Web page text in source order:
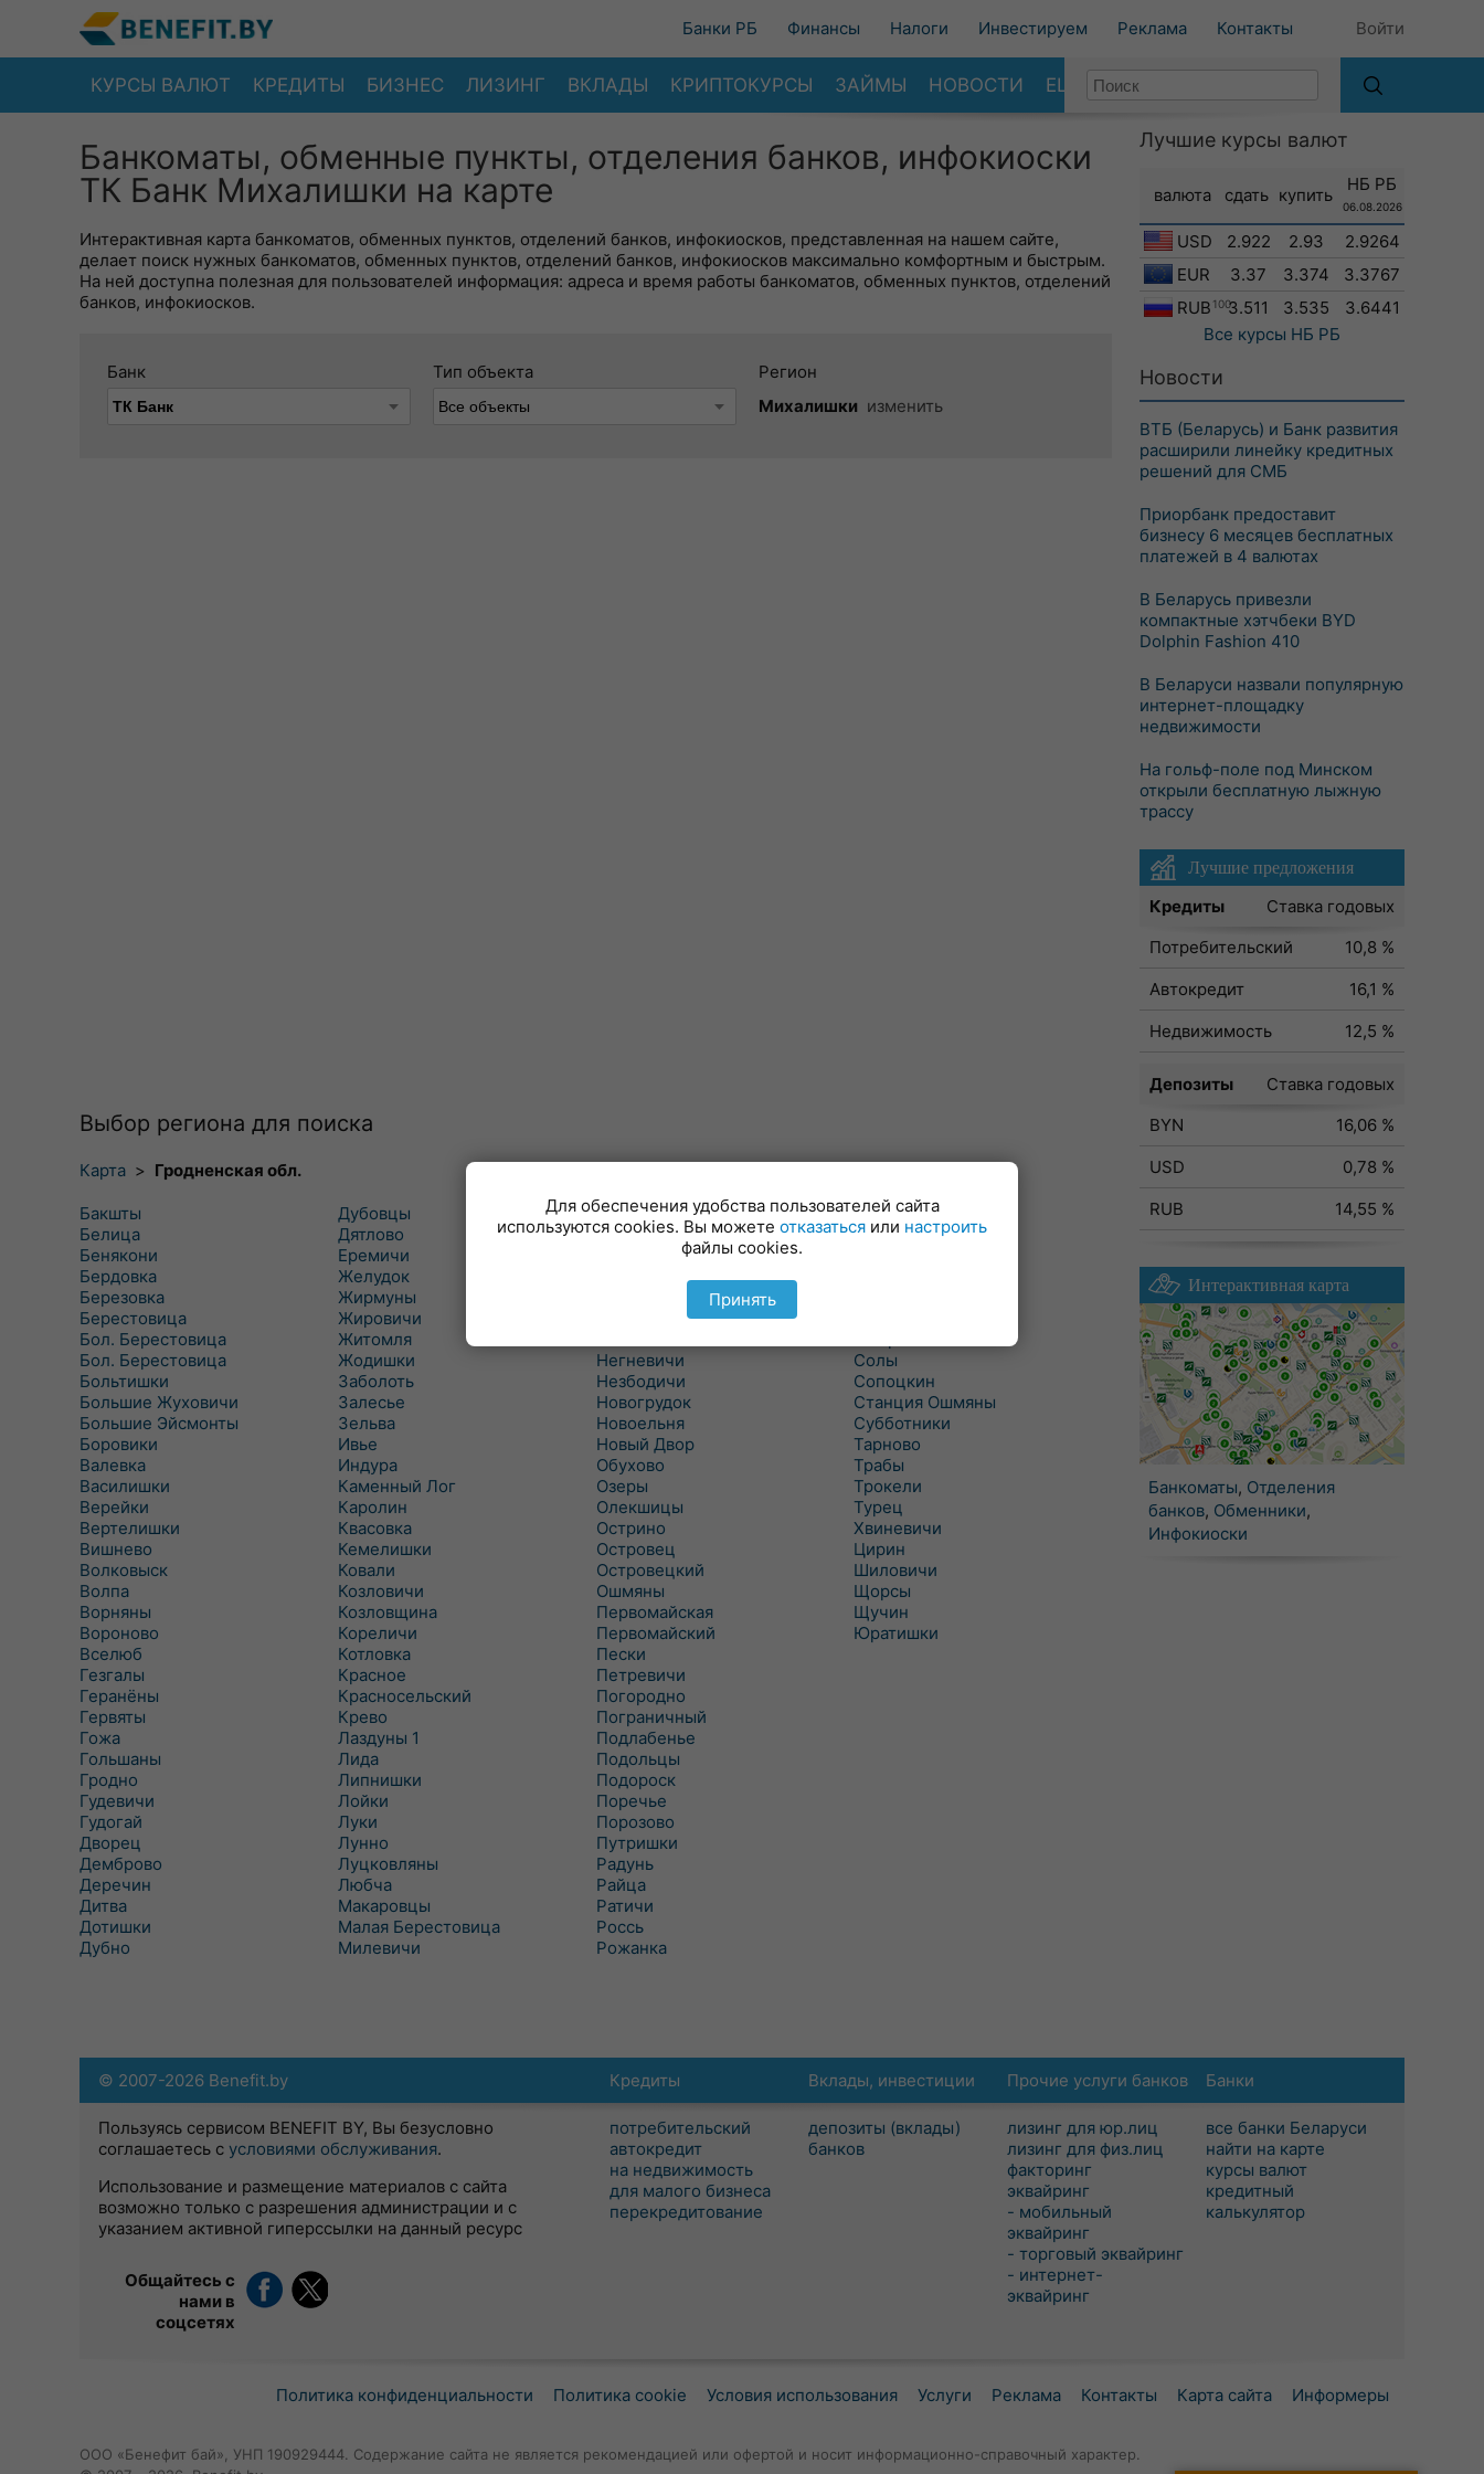
Банки РБ Финансы Налоги Инвестируем Реклама Контакты Войти
КУРСЫ ВАЛЮТ КРЕДИТЫ БИЗНЕС ЛИЗИНГ ВКЛАДЫ КРИПТОКУРСЫ ЗАЙМЫ НОВОСТИ ЕЩЕ
Банкоматы, обменные пункты, отделения банков, инфокиоски
ТК Банк Михалишки на карте
Интерактивная карта банкоматов, обменных пунктов, отделений банков, инфокиосков, представленная на нашем сайте,
делает поиск нужных банкоматов, обменных пунктов, отделений банков, инфокиосков максимально комфортным и быстрым.
На ней доступна полезная для пользователей информация: адреса и время работы банкоматов, обменных пунктов, отделений
банков, инфокиосков.
Банк Тип объекта
Регион
Михалишки изменить
Выбор региона для поиска
Карта > Гродненская обл.
Бакшты
Белица
Бенякони
Бердовка
Березовка
Берестовица
Бол. Берестовица
Бол. Берестовица
Больтишки
Большие Жуховичи
Большие Эйсмонты
Боровики
Валевка
Василишки
Верейки
Вертелишки
Вишнево
Волковыск
Волпа
Ворняны
Вороново
Вселюб
Гезгалы
Геранёны
Гервяты
Гожа
Гольшаны
Гродно
Гудевичи
Гудогай
Дворец
Демброво
Деречин
Дитва
Дотишки
Дубно
Дубовцы
Дятлово
Еремичи
Желудок
Жирмуны
Жировичи
Житомля
Жодишки
Заболоть
Залесье
Зельва
Ивье
Индура
Каменный Лог
Каролин
Квасовка
Кемелишки
Ковали
Козловичи
Козловщина
Кореличи
Котловка
Красное
Красносельский
Крево
Лаздуны 1
Лида
Липнишки
Лойки
Луки
Лунно
Луцковляны
Любча
Макаровцы
Малая Берестовица
Милевичи
Минойты
Мир
Михалишки
Можейково
Мосты Правые
Негневичи
Незбодичи
Новогрудок
Новоельня
Новый Двор
Обухово
Озеры
Олекшицы
Острино
Островец
Островецкий
Ошмяны
Первомайская
Первомайский
Пески
Петревичи
Погородно
Пограничный
Подлабенье
Подольцы
Подороск
Поречье
Порозово
Путришки
Радунь
Райца
Ратичи
Роcсь
Рожанка
Россь
Свислочь
Солы
Сопоцкин
Станция Ошмяны
Субботники
Тарново
Трабы
Трокели
Турец
Хвиневичи
Цирин
Шиловичи
Щорсы
Щучин
Юратишки
Лучшие курсы валют
валюта сдать купить
НБ РБ
06.08.2026
USD 2.922 2.93
2.9264
EUR
3.37 3.374
3.3767
RUB 1003.511 3.535
3.6441
Все курсы НБ РБ
Новости
ВТБ (Беларусь) и Банк развития
расширили линейку кредитных
решений для СМБ
Приорбанк предоставит
бизнесу 6 месяцев бесплатных
платежей в 4 валютах
В Беларусь привезли
компактные хэтчбеки BYD
Dolphin Fashion 410
В Беларуси назвали популярную
интернет-площадку
недвижимости
На гольф-поле под Минском
открыли бесплатную лыжную
трассу
Лучшие предложения
Кредиты
Ставка годовых
Потребительский
10,8 %
Автокредит
16,1 %
Недвижимость
12,5 %
Депозиты
Ставка годовых
BYN
16,06 %
USD
0,78 %
RUB
14,55 %
Интерактивная карта
Банкоматы, Отделения
банков, Обменники,
Инфокиоски
Кредиты
потребительский
автокредит
на недвижимость
для малого бизнеса
перекредитование
Вклады, инвестиции
депозиты (вклады)
банков
Прочие услуги банков
лизинг для юр.лиц
лизинг для физ.лиц
факторинг
эквайринг
- мобильный
эквайринг
- торговый эквайринг
- интернет-
эквайринг
Банки
все банки Беларуси
найти на карте
курсы валют
кредитный
калькулятор
© 2007-2026 Benefit.by
Пользуясь сервисом BENEFIT BY, Вы безусловно
соглашаетесь с условиями обслуживания.
Использование и размещение материалов с сайта
возможно только с разрешения администрации и с
указанием активной гиперссылки на данный ресурс
Общайтесь с
нами в
соцсетях
Политика конфиденциальности Политика cookie Условия использования Услуги Реклама Контакты Карта сайта Информеры
ООО «Бенефит бай», УНП 190929444. Содержание сайта не является рекомендацией или офертой и носит информационно-справочный характер.
Для обеспечения удобства пользователей сайта
используются cookies. Вы можете отказаться или настроить
файлы cookies.
Принять